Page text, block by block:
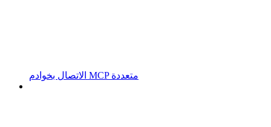
الاتصال بخوادم MCP متعددة